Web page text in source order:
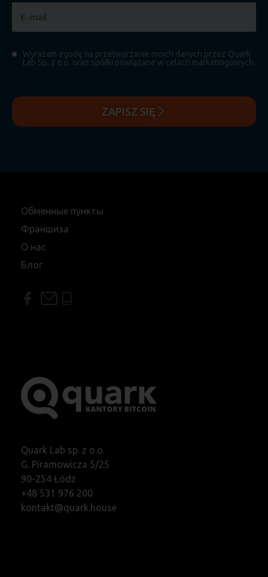
Wyrażam zgodę na przetwarzanie moich danych przez Quark
Lab Sp. z o.o. oraz spółki powiązane w celach marketingowych.
ZAPISZ SIĘ
Обменные пункты
Франшиза
О нас
Блог
Quark Lab sp. z o.o.
G. Piramowicza 5/25
90-254 Łódź
+48 531 976 200
kontakt@quark.house